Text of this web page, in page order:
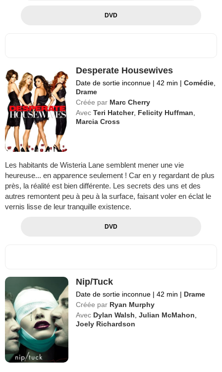
DVD
Desperate Housewives
Date de sortie inconnue | 42 min | Comédie
Drame
Créée par Marc Cherry
Avec Teri Hatcher, Felicity Huffman
Marcia Cross
Les habitants de Wisteria Lane semblent mener une vie
heureuse... en apparence seulement ! Car en y regardant de plus
près, la réalité est bien différente. Les secrets des uns et des
autres remontent peu à peu à la surface, faisant voler en éclat le
vernis lisse de leur tranquille existence.
DVD
Nip/Tuck
Date de sortie inconnue | 42 min | Drame
Créée par Ryan Murphy
Avec Dylan Walsh ,Julian McMahon
Joely Richardson